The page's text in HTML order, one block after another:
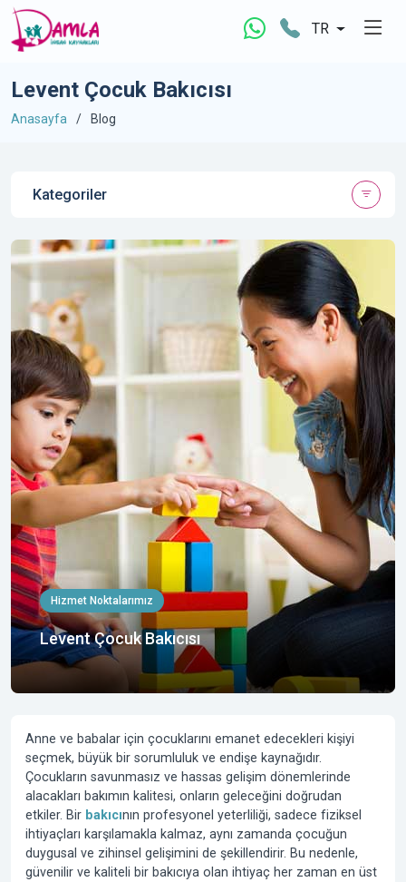
TR
Levent Çocuk Bakıcısı
Anasayfa Blog
Hizmet Noktalarımız
Levent Çocuk Bakıcısı
Anne ve babalar için çocuklarını emanet edecekleri kişiyi
seçmek, büyük bir sorumluluk ve endişe kaynağıdır.
Çocukların savunmasız ve hassas gelişim dönemlerinde
alacakları bakımın kalitesi, onların geleceğini doğrudan
etkiler. Bir bakıcının profesyonel yeterliliği, sadece fiziksel
ihtiyaçları karşılamakla kalmaz, aynı zamanda çocuğun
duygusal ve zihinsel gelişimini de şekillendirir. Bu nedenle,
güvenilir ve kaliteli bir bakıcıya olan ihtiyaç her zaman en üst
Kategoriler